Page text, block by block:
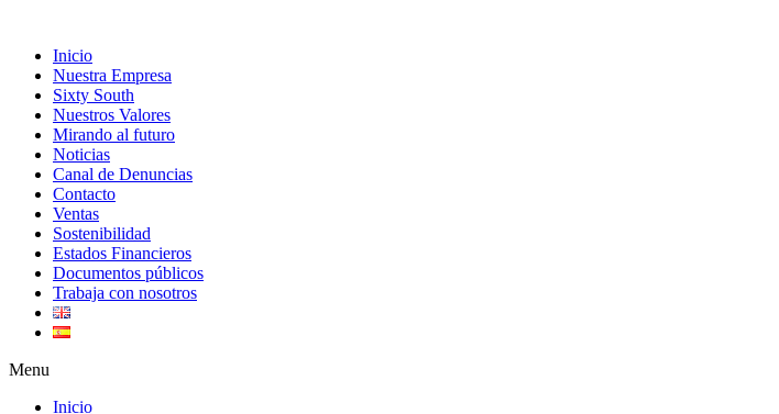
Inicio
Nuestra Empresa
Sixty South
Nuestros Valores
Mirando al futuro
Noticias
Canal de Denuncias
Contacto
Ventas
Sostenibilidad
Estados Financieros
Documentos públicos
Trabaja con nosotros
Menu
Inicio